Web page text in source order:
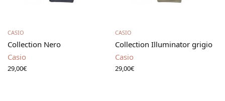
CASIO
Collection Nero
Casio
29,00€
CASIO
Collection Illuminator grigio
Casio
29,00€